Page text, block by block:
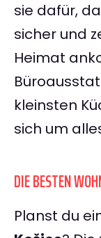
sie dafür,
sicher und
Heimat
kleinsten
sich um
DIE BESTEN
Planst du